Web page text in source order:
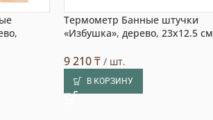
Термометр Банные штучки
«Избушка», дерево, 23х12.5 см
9 210₸/ шт.
В КОРЗИНУ